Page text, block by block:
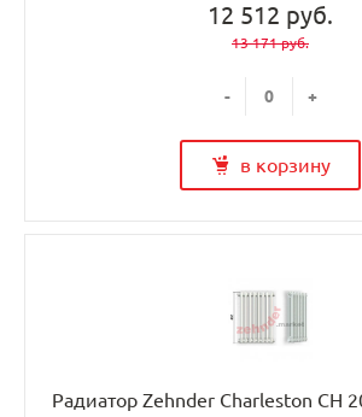
12 512 руб.
13 171 руб.
- +
в корзину
Радиатор Zehnder Charleston CH